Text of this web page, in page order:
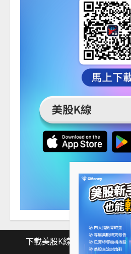
下載美股K線 Facebook